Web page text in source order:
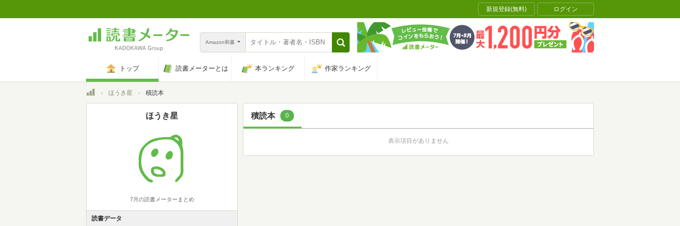
新規登録(無料) ログイン
Amazon和書
トップ 読書メーターとは 本ランキング 作家ランキング
トップほうき星 積読本
積読本 0
表示項目がありません
ほうき星
7月の読書メーターまとめ
読書データ